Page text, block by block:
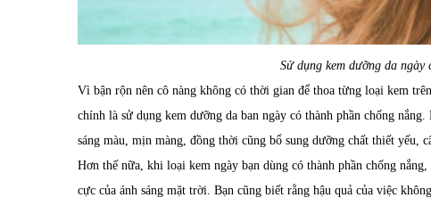
Sử dụng kem dưỡng da ngày
Vì bận rộn nên cô nàng không có thời gian để thoa từng loại kem
chính là sử dụng kem dưỡng da ban ngày có thành phần chống
sáng màu, mịn màng, đồng thời cũng bổ sung dưỡng chất thiết yếu,
Hơn thế nữa, khi loại kem ngày bạn dùng có thành phần chống
cực của ánh sáng mặt trời. Bạn cũng biết rằng hậu quả của việc